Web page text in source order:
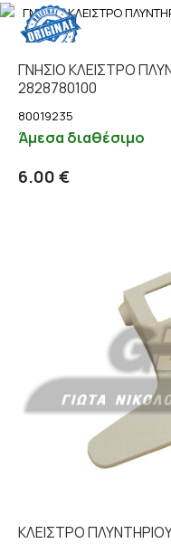
ΓΝΗΣΙΟ ΚΛΕΙΣΤΡΟ
2828780100
80019235
Άμεσα διαθέσιμο
6.00 €
ΚΛΕΙΣΤΡΟ ΠΛΥΝΤΗΡΙΟΥ